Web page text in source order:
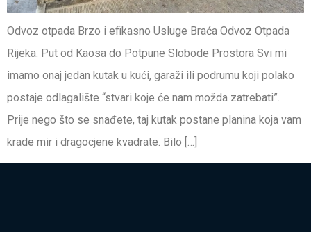
Odvoz otpada Brzo i efikasno Usluge Braća Odvoz Otpada
Rijeka: Put od Kaosa do Potpune Slobode Prostora Svi mi
imamo onaj jedan kutak u kući, garaži ili podrumu koji polako
postaje odlagalište “stvari koje će nam možda zatrebati”.
Prije nego što se snađete, taj kutak postane planina koja vam
krade mir i dragocjene kvadrate. Bilo […]